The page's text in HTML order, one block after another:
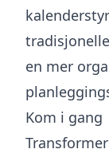
en mer
Kom i gang